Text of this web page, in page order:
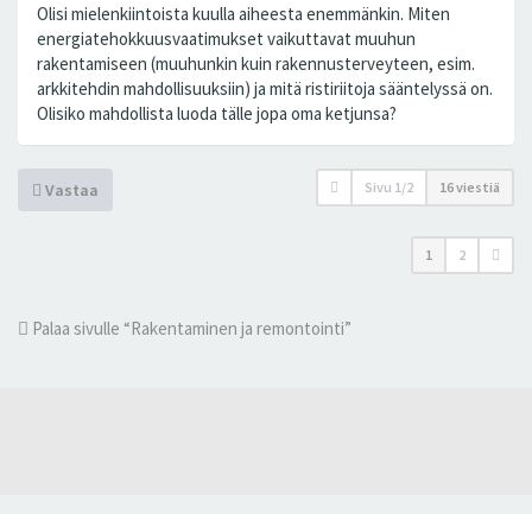
Olisi mielenkiintoista kuulla aiheesta enemmänkin. Miten
energiatehokkuusvaatimukset vaikuttavat muuhun
rakentamiseen (muuhunkin kuin rakennusterveyteen, esim.
arkkitehdin mahdollisuuksiin) ja mitä ristiriitoja sääntelyssä on.
Olisiko mahdollista luoda tälle jopa oma ketjunsa?
Vastaa Sivu 1 /2 16 viestiä
1 2
Palaa sivulle “Rakentaminen ja remontointi”